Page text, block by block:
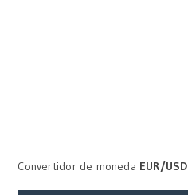
Convertidor de moneda EUR/USD